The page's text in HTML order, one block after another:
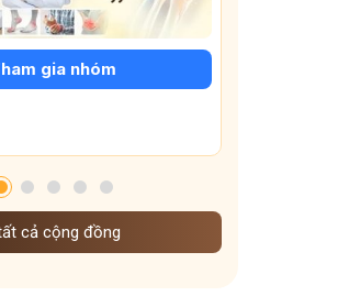
gia nhóm
cả cộng đồng